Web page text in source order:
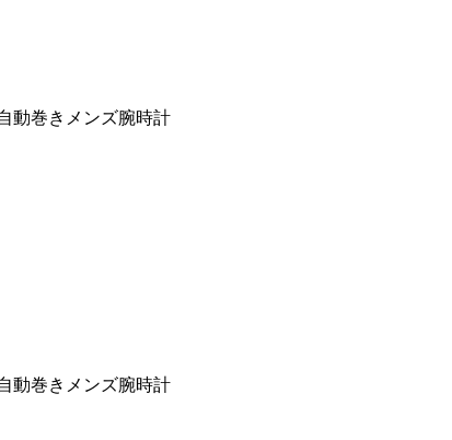
動巻きメンズ腕時計
動巻きメンズ腕時計